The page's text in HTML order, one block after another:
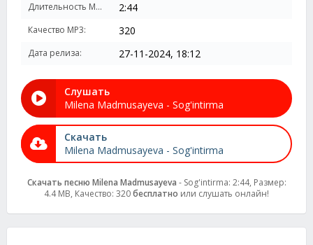
Длительность MP3: 2:44
Качество MP3: 320
Дата релиза: 27-11-2024, 18:12
Слушать
Milena Madmusayeva - Sog'intirma
Скачать
Milena Madmusayeva - Sog'intirma
Скачать песню Milena Madmusayeva - Sog'intirma: 2:44, Размер:
4.4 MB, Качество: 320бесплатно или слушать онлайн!